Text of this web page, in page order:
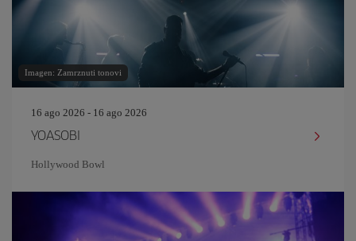
Imagen: Zamrznuti tonovi
16 ago 2026 - 16 ago 2026
YOASOBI
Hollywood Bowl